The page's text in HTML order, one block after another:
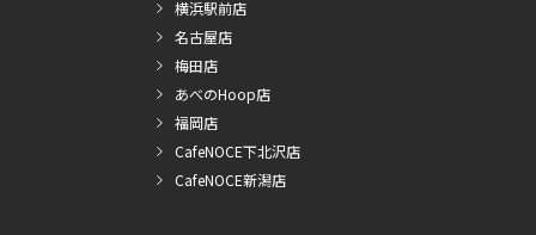
横浜駅前店
名古屋店
梅田店
あべのHoop店
福岡店
CafeNOCE下北沢店
CafeNOCE新潟店